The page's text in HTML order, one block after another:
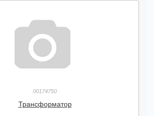
00174750
Трансформатор